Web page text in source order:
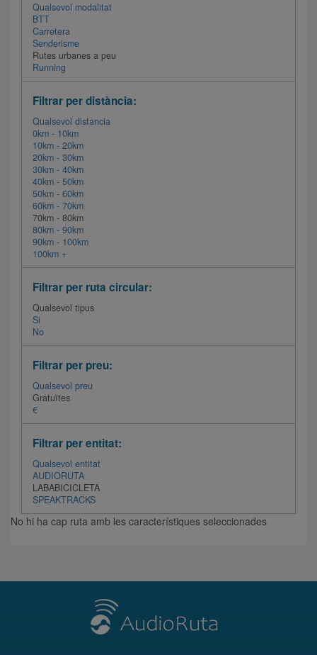
Qualsevol modalitat
BTT
Carretera
Senderisme
Rutes urbanes a peu
Running
Filtrar per distància:
Qualsevol distancia
0km - 10km
10km - 20km
20km - 30km
30km - 40km
40km - 50km
50km - 60km
60km - 70km
70km - 80km
80km - 90km
90km - 100km
100km +
Filtrar per ruta circular:
Qualsevol tipus
Si
No
Filtrar per preu:
Qualsevol preu
Gratuïtes
€
Filtrar per entitat:
Qualsevol entitat
AUDIORUTA
LABABICICLETA
SPEAKTRACKS
No hi ha cap ruta amb les característiques seleccionades